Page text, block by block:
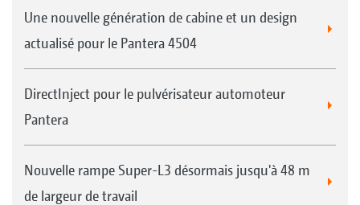
Une nouvelle génération de cabine et un design
actualisé pour le Pantera 4504
DirectInject pour le pulvérisateur automoteur
Pantera
Nouvelle rampe Super-L3 désormais jusqu'à 48 m
de largeur de travail